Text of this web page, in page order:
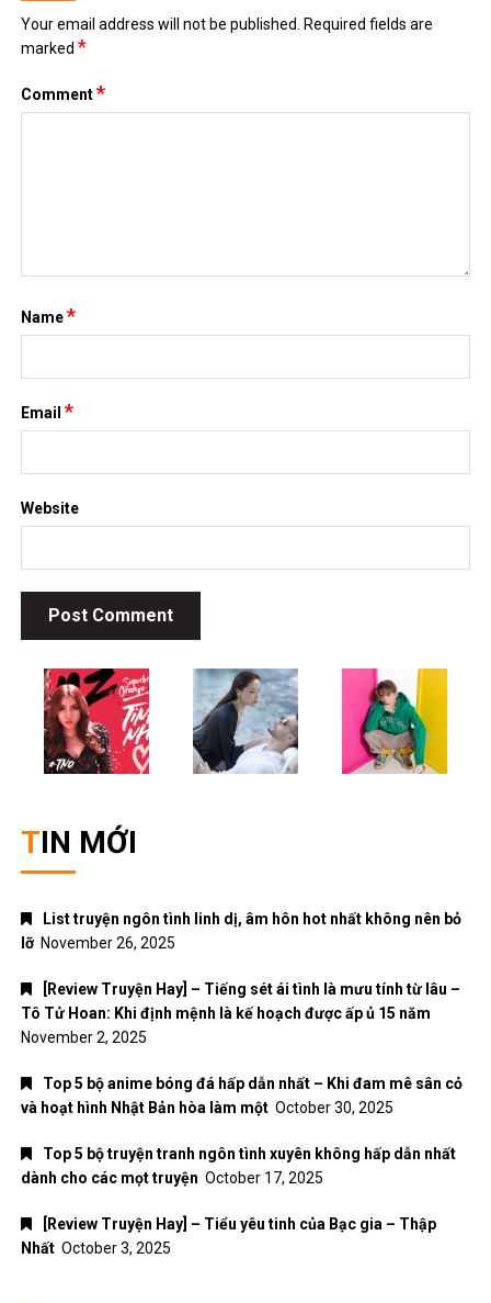
Your email address will not be published. Required fields are
marked*
Comment*
Name*
Email*
Website
TIN MỚI
List truyện ngôn tình linh dị, âm hôn hot nhất không nên bỏ
lỡ November 26, 2025
[Review Truyện Hay] – Tiếng sét ái tình là mưu tính từ lâu –
Tô Tử Hoan: Khi định mệnh là kế hoạch được ấp ủ 15 năm
November 2, 2025
Top 5 bộ anime bóng đá hấp dẫn nhất – Khi đam mê sân cỏ
và hoạt hình Nhật Bản hòa làm một October 30, 2025
Top 5 bộ truyện tranh ngôn tình xuyên không hấp dẫn nhất
dành cho các mọt truyện October 17, 2025
[Review Truyện Hay] – Tiểu yêu tinh của Bạc gia – Thập
Nhất October 3, 2025